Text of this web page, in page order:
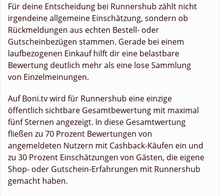
Für deine Entscheidung bei Runnershub zählt nicht
irgendeine allgemeine Einschätzung, sondern ob
Rückmeldungen aus echten Bestell- oder
Gutscheinbezügen stammen. Gerade bei einem
laufbezogenen Einkauf hilft dir eine belastbare
Bewertung deutlich mehr als eine lose Sammlung
von Einzelmeinungen.
Auf Boni.tv wird für Runnershub eine einzige
öffentlich sichtbare Gesamtbewertung mit maximal
fünf Sternen angezeigt. In diese Gesamtwertung
fließen zu 70 Prozent Bewertungen von
angemeldeten Nutzern mit Cashback-Käufen ein und
zu 30 Prozent Einschätzungen von Gästen, die eigene
Shop- oder Gutschein-Erfahrungen mit Runnershub
gemacht haben.